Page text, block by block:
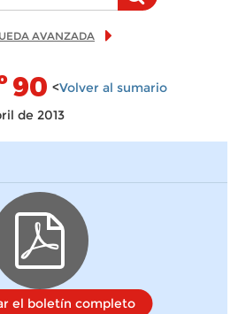
AVANZADA
90 <Volver al sumario
de 2013
el boletín completo